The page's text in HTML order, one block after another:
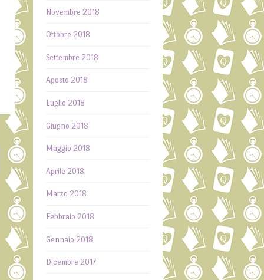
Novembre 2018
Ottobre 2018
Settembre 2018
Agosto 2018
Luglio 2018
Giugno 2018
Maggio 2018
Aprile 2018
Marzo 2018
Febbraio 2018
Gennaio 2018
Dicembre 2017